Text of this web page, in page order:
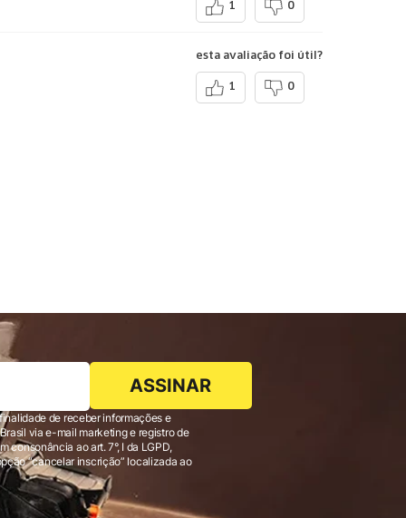
1 0
esta avaliação foi útil?
1 0
ASSINAR
de receber informações e
ao art. 7°, I da LGPD,